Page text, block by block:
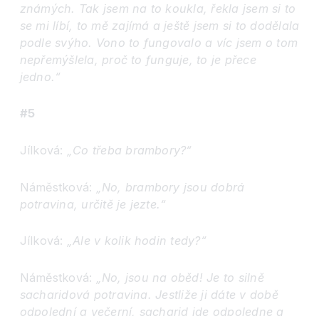
známých. Tak jsem na to koukla, řekla jsem si to
se mi líbí, to mě zajímá a ještě jsem si to dodělala
podle svýho. Vono to fungovalo a víc jsem o tom
nepřemýšlela, proč to funguje, to je přece
jedno.“
#5
Jílková: „Co třeba brambory?“
Náměstková: „No, brambory jsou dobrá
potravina, určitě je jezte.“
Jílková: „Ale v kolik hodin tedy?“
Náměstková: „No, jsou na oběd! Je to silně
sacharidová potravina. Jestliže ji dáte v době
odpolední a večerní, sacharid jde odpoledne a